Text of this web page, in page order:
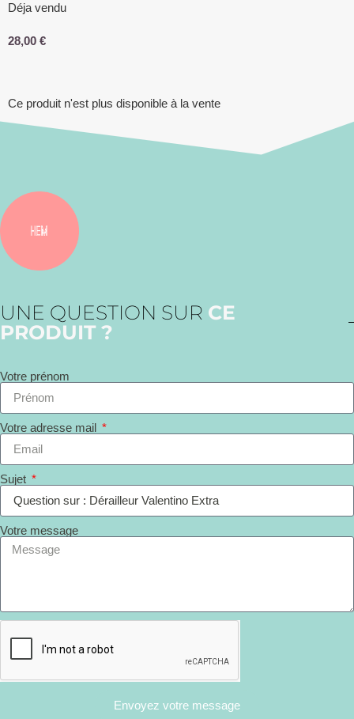
Déja vendu
28,00 €
Ce produit n'est plus disponible à la vente
UNE QUESTION SUR CE
PRODUIT ?
Votre prénom
Votre adresse mail
Sujet
Votre message
Envoyez votre message